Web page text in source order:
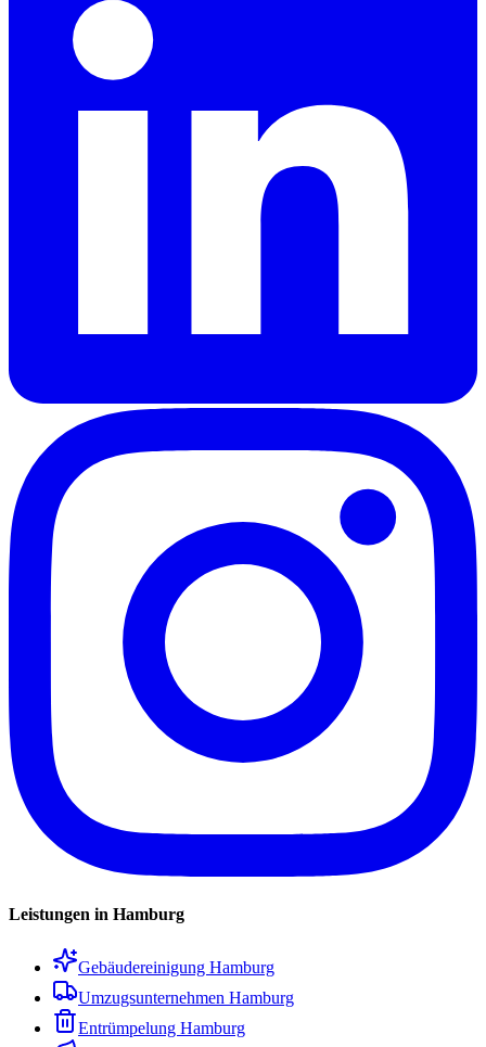
Leistungen in Hamburg
Gebäudereinigung Hamburg
Umzugsunternehmen Hamburg
Entrümpelung Hamburg